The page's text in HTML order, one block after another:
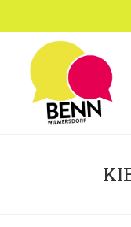
Inhalt
springen